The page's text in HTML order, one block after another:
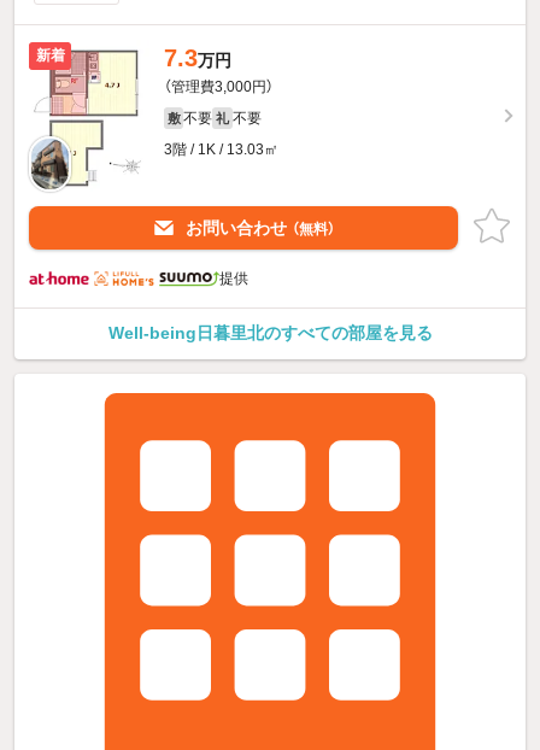
新着 7.3万円
（管理費3,000円）
敷 不要 礼 不要
3階 / 1K / 13.03㎡
お問い合わせ （無料）
提供
Well-being日暮里北のすべての部屋を見る